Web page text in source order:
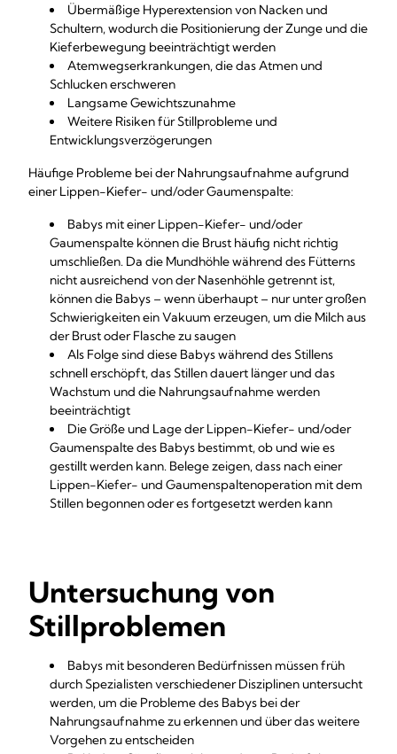
Übermäßige Hyperextension von Nacken und
Schultern, wodurch die Positionierung der Zunge und die
Kieferbewegung beeinträchtigt werden
Atemwegserkrankungen, die das Atmen und
Schlucken erschweren
Langsame Gewichtszunahme
Weitere Risiken für Stillprobleme und
Entwicklungsverzögerungen
Häufige Probleme bei der Nahrungsaufnahme aufgrund
einer Lippen-Kiefer- und/oder Gaumenspalte:
Babys mit einer Lippen-Kiefer- und/oder
Gaumenspalte können die Brust häufig nicht richtig
umschließen. Da die Mundhöhle während des Fütterns
nicht ausreichend von der Nasenhöhle getrennt ist,
können die Babys – wenn überhaupt – nur unter großen
Schwierigkeiten ein Vakuum erzeugen, um die Milch aus
der Brust oder Flasche zu saugen
Als Folge sind diese Babys während des Stillens
schnell erschöpft, das Stillen dauert länger und das
Wachstum und die Nahrungsaufnahme werden
beeinträchtigt
Die Größe und Lage der Lippen-Kiefer- und/oder
Gaumenspalte des Babys bestimmt, ob und wie es
gestillt werden kann. Belege zeigen, dass nach einer
Lippen-Kiefer- und Gaumenspaltenoperation mit dem
Stillen begonnen oder es fortgesetzt werden kann
Untersuchung von
Stillproblemen
Babys mit besonderen Bedürfnissen müssen früh
durch Spezialisten verschiedener Disziplinen untersucht
werden, um die Probleme des Babys bei der
Nahrungsaufnahme zu erkennen und über das weitere
Vorgehen zu entscheiden